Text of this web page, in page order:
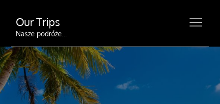
content
Our Trips
Nasze podróże…